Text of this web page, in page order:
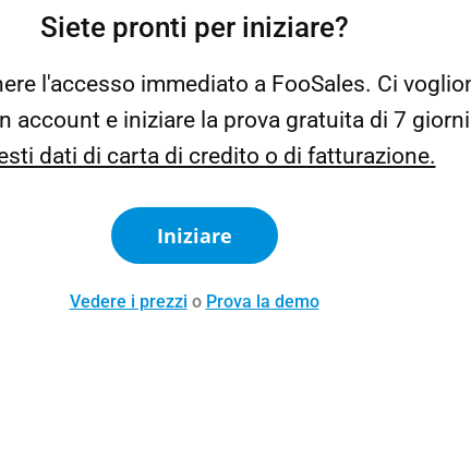
Siete pronti per iniziare?
l'accesso immediato a FooSales. Ci
account e iniziare la prova gratuita di 7
dati di carta di credito o di fatturazione.
Iniziare
Vedere i prezzi o Prova la demo